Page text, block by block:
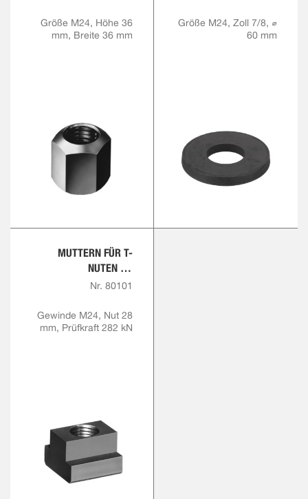
Größe M24, Höhe 36
mm, Breite 36 mm
Größe M24, Zoll 7/8, ⌀
60 mm
MUTTERN FÜR T-
NUTEN (T-
NUTENSTEIN)
Nr. 80101
Gewinde M24, Nut 28
mm, Prüfkraft 282 kN